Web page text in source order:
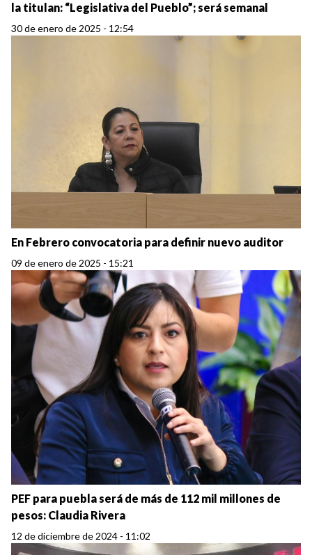
la titulan: “Legislativa del Pueblo”; será semanal
30 de enero de 2025 - 12:54
En Febrero convocatoria para definir nuevo auditor
09 de enero de 2025 - 15:21
PEF para puebla será de más de 112 mil millones de
pesos: Claudia Rivera
12 de diciembre de 2024 - 11:02